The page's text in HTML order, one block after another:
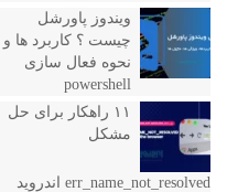
ویندوز پاورشل
چیست ؟ کاربرد ها و
نحوه فعال سازی
powershell
۱۱ راهکار برای حل
مشکل
err_name_not_resolved اندروید